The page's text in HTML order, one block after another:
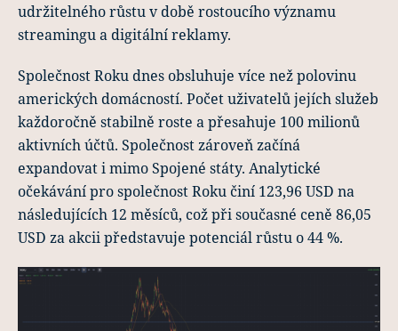
udržitelného růstu v době rostoucího významu
streamingu a digitální reklamy.
Společnost Roku dnes obsluhuje více než polovinu
amerických domácností. Počet uživatelů jejích služeb
každoročně stabilně roste a přesahuje 100 milionů
aktivních účtů. Společnost zároveň začíná
expandovat i mimo Spojené státy. Analytické
očekávání pro společnost Roku činí 123,96 USD na
následujících 12 měsíců, což při současné ceně 86,05
USD za akcii představuje potenciál růstu o 44 %.